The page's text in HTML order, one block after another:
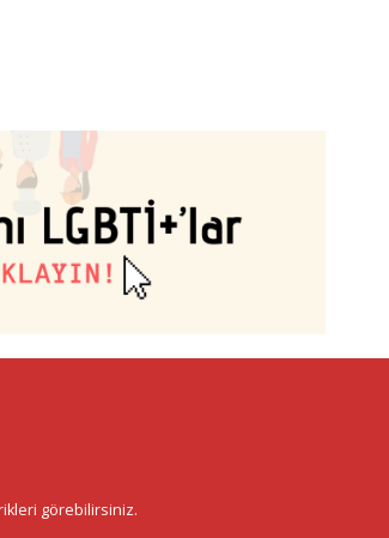
görebilirsiniz.